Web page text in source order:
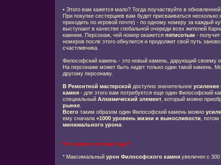
• Этого вам кажется мало? Тогда поучаствуйте в
При покупке сестерциев вам будет присваиваться
приходить по игровой почте) - по одному номеру за каждый
выступают в качестве глобальной очереди всех жителей
камнем. Персонаж, чей номер окажется пятисотым -
номеров после этого обнулится и продолжит свой путь
счастливчика.
Философский камень - это новый камень, дарующий своему
На персонаже может быть надет только один такой камень.
другому персонажу.
В Ремонтной мастерской доступно значительное
камня- для этого вам потребуется еще один Философский
специальный Алхимический элемент, который можно
рынке.
Всеготаким образом один Философский камень можно
ему сначала +1000 уровень жизни и выносливости , потом
минимального урона.
Что нового в этом году?
* Максимальный урон Философского камняувеличен с 300